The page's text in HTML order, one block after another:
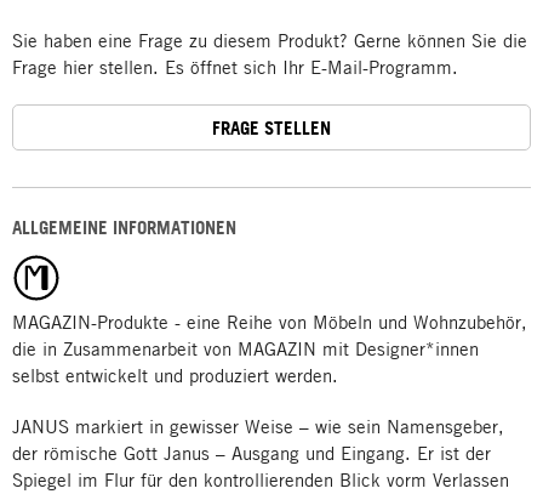
ALLGEMEINE INFORMATIONEN
MAGAZIN-Produkte - eine Reihe von Möbeln und Wohnzubehör,
die in Zusammenarbeit von MAGAZIN mit Designer*innen
selbst entwickelt und produziert werden.
JANUS markiert in gewisser Weise – wie sein Namensgeber,
der römische Gott Janus – Ausgang und Eingang. Er ist der
Spiegel im Flur für den kontrollierenden Blick vorm Verlassen
Sie haben eine Frage zu diesem Produkt? Gerne können Sie die
Frage hier stellen. Es öffnet sich Ihr E-Mail-Programm.
FRAGE STELLEN